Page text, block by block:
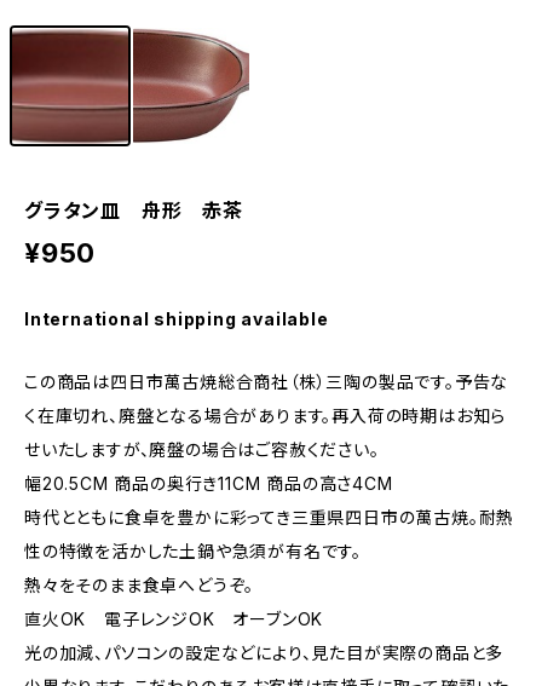
グラタン皿 舟形 赤茶
¥950
International shipping available
この商品は四日市萬古焼総合商社（株）三陶の製品です。予告な
く在庫切れ、廃盤となる場合があります。再入荷の時期はお知ら
せいたしますが、廃盤の場合はご容赦ください。
幅20.5CM 商品の奥行き11CM 商品の高さ4CM
時代とともに食卓を豊かに彩ってき三重県四日市の萬古焼。耐熱
性の特徴を活かした土鍋や急須が有名です。
熱々をそのまま食卓へどうぞ。
直火OK 電子レンジOK オーブンOK
光の加減、パソコンの設定などにより、見た目が実際の商品と多